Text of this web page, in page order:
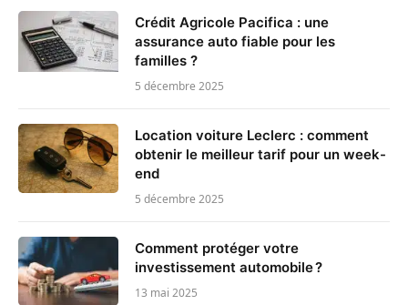
Crédit Agricole Pacifica : une
assurance auto fiable pour les
familles ?
5 décembre 2025
Location voiture Leclerc : comment
obtenir le meilleur tarif pour un week-
end
5 décembre 2025
Comment protéger votre
investissement automobile ?
13 mai 2025